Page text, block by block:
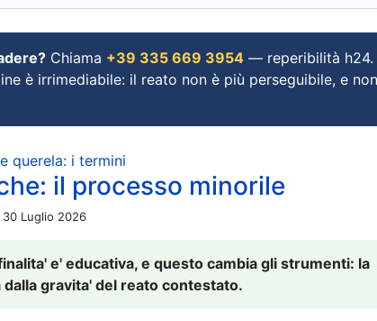
Chiama +39 335 669 3954 — reperibilità h24.
è irrimediabile: il reato non è più perseguibile, e non
querela: i termini
il processo minorile
30 Luglio 2026
e' educativa, e questo cambia gli strumenti: la
gravita' del reato contestato.